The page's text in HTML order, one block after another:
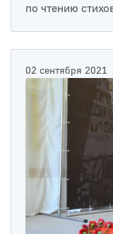
по чтению
02 сентября 2021